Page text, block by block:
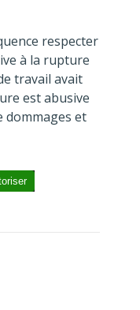
respecter
à la rupture
travail avait
est abusive
dommages et